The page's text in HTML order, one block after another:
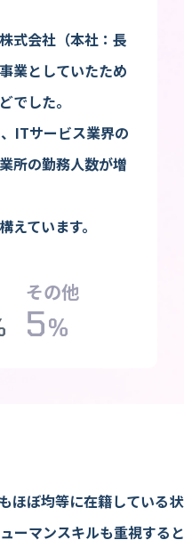
式会社（本社：長
業としていたため
でした。
ITサービス業界の
所の勤務人数が増
ています。
その他
5%
ほぼ均等に在籍している状
ーマンスキルも重視すると